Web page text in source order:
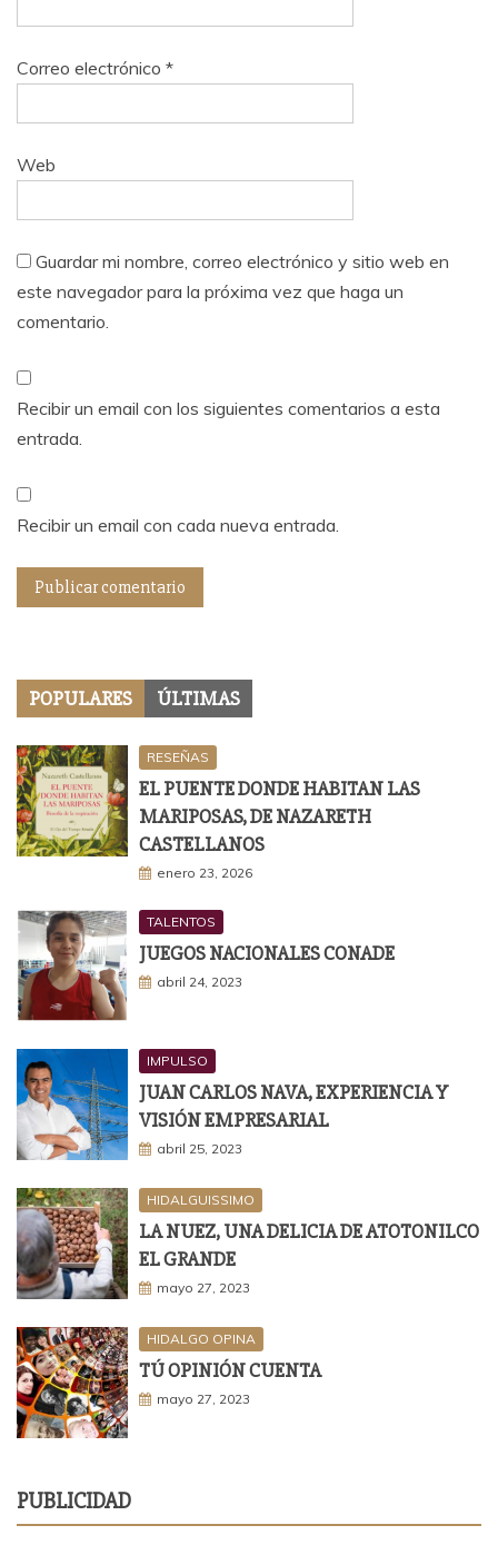
Correo electrónico *
Web
Guardar mi nombre, correo electrónico y sitio web en
este navegador para la próxima vez que haga un
comentario.
Recibir un email con los siguientes comentarios a esta
entrada.
Recibir un email con cada nueva entrada.
POPULARES ÚLTIMAS
RESEÑAS
EL PUENTE DONDE HABITAN LAS
MARIPOSAS, DE NAZARETH
CASTELLANOS
enero 23, 2026
TALENTOS
JUEGOS NACIONALES CONADE
abril 24, 2023
IMPULSO
JUAN CARLOS NAVA, EXPERIENCIA Y
VISIÓN EMPRESARIAL
abril 25, 2023
HIDALGUISSIMO
LA NUEZ, UNA DELICIA DE ATOTONILCO
EL GRANDE
mayo 27, 2023
HIDALGO OPINA
TÚ OPINIÓN CUENTA
mayo 27, 2023
PUBLICIDAD